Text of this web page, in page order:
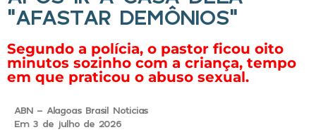
“AFASTAR DEMÔNIOS”
Segundo a polícia, o pastor ficou oito
minutos sozinho com a criança, tempo
em que praticou o abuso sexual.
ABN - Alagoas Brasil Noticias
Em 3 de julho de 2026